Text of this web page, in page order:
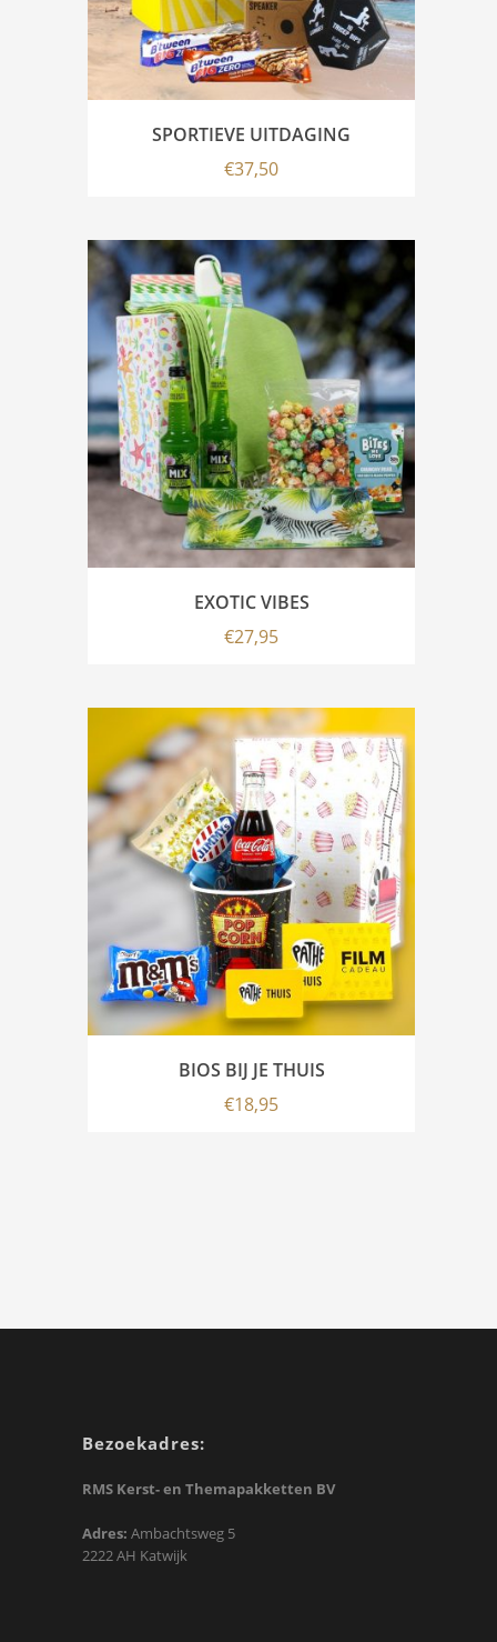
SPORTIEVE UITDAGING
€37,50
EXOTIC VIBES
€27,95
BIOS BIJ JE THUIS
€18,95
Bezoekadres:
RMS Kerst- en Themapakketten BV
Adres: Ambachtsweg 5
2222 AH Katwijk